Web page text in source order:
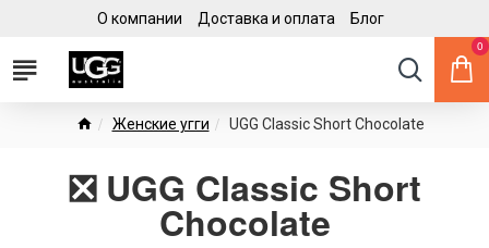
О компании Доставка и оплата Блог
0
Женские угги UGG Classic Short Chocolate
❎ UGG Classic Short
Chocolate